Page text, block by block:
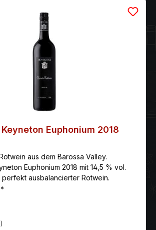
Euphonium 2018
aus dem Barossa Valley.
Euphonium 2018 mit 14,5 % vol.
perfekt ausbalancierter Rotwein.
*